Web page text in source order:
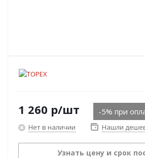
1 260 р/шт -5% при
Нет в наличии Нашли
Узнать цену и срок